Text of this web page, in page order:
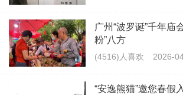
广州“波罗诞”千年庙
粉”八方
(4516)人喜欢 2026-
“安逸熊猫”邀您春假